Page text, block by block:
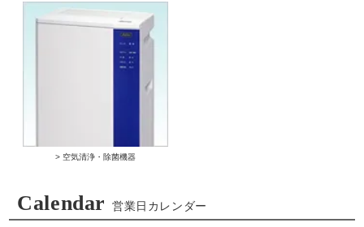
> 空気清浄・除菌機器
Calendar 営業日カレンダー